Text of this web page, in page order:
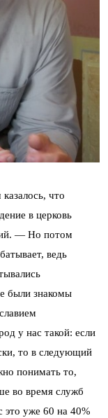
что
в церковь
— Но потом
ведь
были знакомы
у нас такой: если
то в следующий
понимать то,
во время служб
это уже 60 на 40%